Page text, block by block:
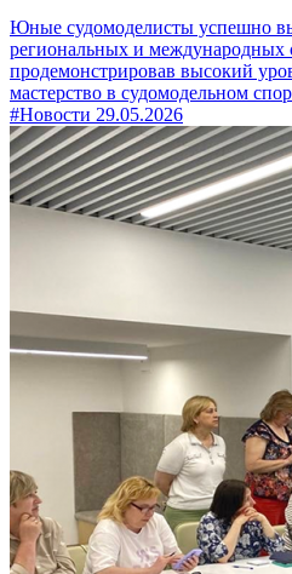
Юные судомоделисты успешно
региональных и международных
продемонстрировав высокий
мастерство в судомодельном
#Новости 29.05.2026